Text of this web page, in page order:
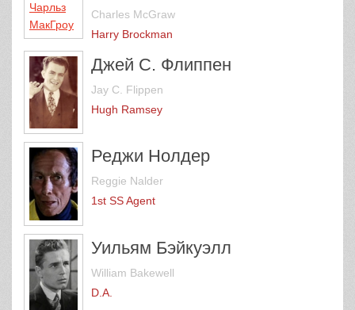
Charles McGraw
Harry Brockman
Джей С. Флиппен
Jay C. Flippen
Hugh Ramsey
Реджи Нолдер
Reggie Nalder
1st SS Agent
Уильям Бэйкуэлл
William Bakewell
D.A.